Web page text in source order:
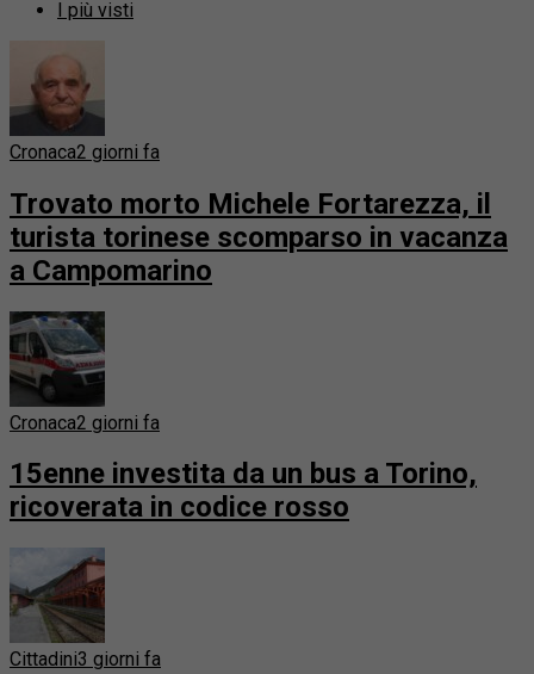
I più visti
Cronaca2 giorni fa
Trovato morto Michele Fortarezza, il
turista torinese scomparso in vacanza
a Campomarino
Cronaca2 giorni fa
15enne investita da un bus a Torino,
ricoverata in codice rosso
Cittadini3 giorni fa